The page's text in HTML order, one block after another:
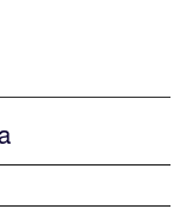
আদেশ
নিহতদের
সহায়তার আশ্বাস